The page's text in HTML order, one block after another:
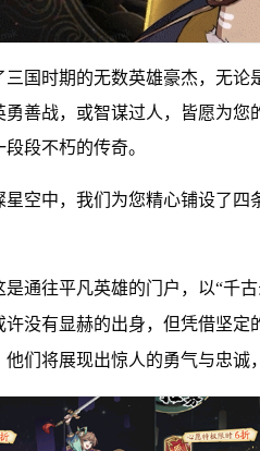
三国时期的无数英雄豪杰，无论
勇善战，或智谋过人，皆愿为
段不朽的传奇。
星空中，我们为您精心铺设了
是通往平凡英雄的门户，以“千
许没有显赫的出身，但凭借坚
们将展现出惊人的勇气与忠诚